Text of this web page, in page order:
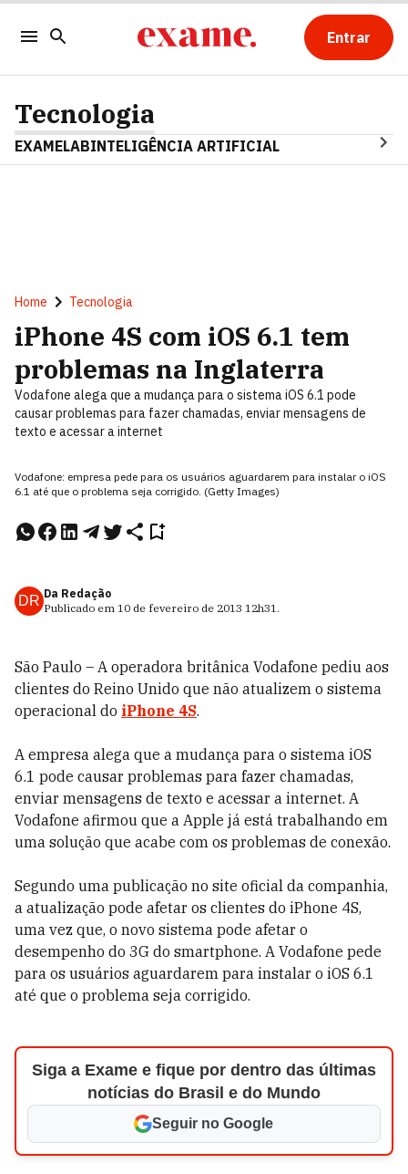
Entrar
Tecnologia
EXAMELABINTELIGÊNCIA ARTIFICIAL
Home Tecnologia
iPhone 4S com iOS 6.1 tem
problemas na Inglaterra
Vodafone alega que a mudança para o sistema iOS 6.1 pode
causar problemas para fazer chamadas, enviar mensagens de
texto e acessar a internet
Vodafone: empresa pede para os usuários aguardarem para instalar o iOS
6.1 até que o problema seja corrigido. (Getty Images)
DR Da Redação
Publicado em 10 de fevereiro de 2013 12h31.
São Paulo – A operadora britânica Vodafone pediu aos
clientes do Reino Unido que não atualizem o sistema
operacional do iPhone 4S.
A empresa alega que a mudança para o sistema iOS
6.1 pode causar problemas para fazer chamadas,
enviar mensagens de texto e acessar a internet. A
Vodafone afirmou que a Apple já está trabalhando em
uma solução que acabe com os problemas de conexão.
Segundo uma publicação no site oficial da companhia,
a atualização pode afetar os clientes do iPhone 4S,
uma vez que, o novo sistema pode afetar o
desempenho do 3G do smartphone. A Vodafone pede
para os usuários aguardarem para instalar o iOS 6.1
até que o problema seja corrigido.
Siga a Exame e fique por dentro das últimas
notícias do Brasil e do Mundo
Seguir no Google